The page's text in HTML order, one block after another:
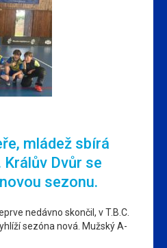
mládež sbírá
Králův Dvůr se
sezonu.
nedávno skončil, v T.B.C.
sezóna nová. Mužský A-